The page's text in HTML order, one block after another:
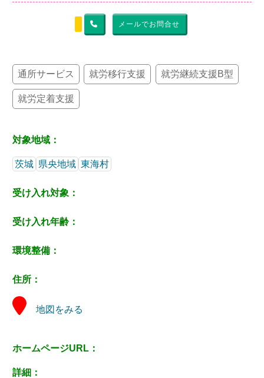
メールでお問合せ
通所サービス 就労移行支援 就労継続支援B型
就労定着支援
対象地域：
茨城 県央地域 東海村
受け入れ対象：
受け入れ年齢：
環境整備：
住所：
地図をみる
ホームページURL：
詳細：